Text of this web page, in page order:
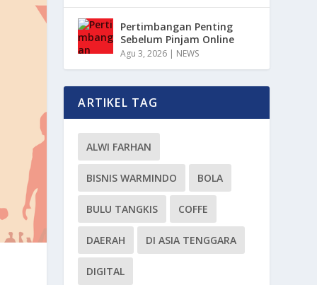
Pertimbangan Penting
Sebelum Pinjam Online
Agu 3, 2026 | NEWS
ARTIKEL TAG
ALWI FARHAN
BISNIS WARMINDO BOLA
BULU TANGKIS COFFE
DAERAH DI ASIA TENGGARA
DIGITAL